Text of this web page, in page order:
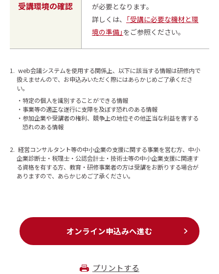
受講環境の確認
が必要となります。
詳しくは、 「受講に必要な機材と環
境の準備」 をご参照ください。
1. web会議システムを使用する関係上、以下に該当する情報は研修内で
扱えませんので、お申込みいただく際にはあらかじめご了承くださ
い。
特定の個人を識別することができる情報
事業等の適正な遂行に支障を及ぼす恐れのある情報
参加企業や受講者の権利、競争上の地位その他正当な利益を害する
恐れのある情報
2. 経営コンサルタント等の中小企業の支援に関する事業を営む方、中小
企業診断士・税理士・公認会計士・技術士等の中小企業支援に関連す
る資格を有する方、教育・研修事業者の方は受講をお断りする場合が
ありますので、あらかじめご了承ください。
オンライン申込みへ進む
プリントする